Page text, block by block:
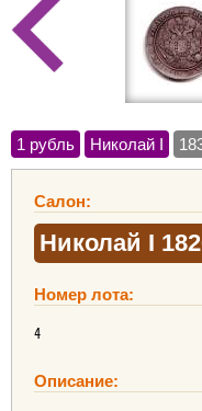
1 рубль Николай I
Салон:
Николай I
Номер лота:
4
Описание: